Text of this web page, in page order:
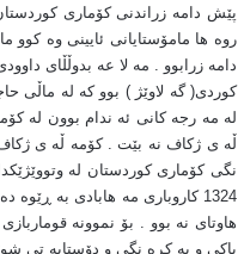
پێش دامه زراندنی کۆماری
روه ها مامۆستایانی ئایینی وه
دامه زرابوو . مه لا عه بدوڵڵای
له مه رجه کانی ئه ندام بوون له
ڵه ی ژکاف نه بێت . کۆمه ڵه ی ژکاف
1324 کاروباری مه هابادی به
هاوتای نه بوو . بۆ نموونه
پاکی و یه کڕه نگی و دۆستایه تی